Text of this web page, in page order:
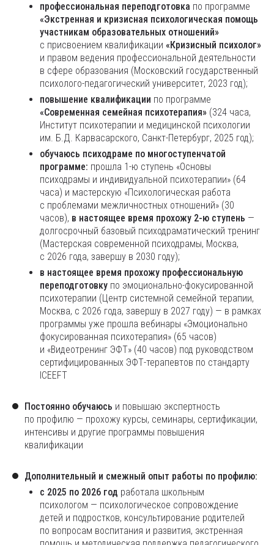
профессиональная переподготовка по программе
«Экстренная и кризисная психологическая помощь
участникам образовательных отношений»
с присвоением квалификации «Кризисный психолог»
и правом ведения профессиональной деятельности
в сфере образования (Московский государственный
психолого-педагогический университет, 2023 год);
повышение квалификации по программе
«Современная семейная психотерапия» (324 часа,
Институт психотерапии и медицинской психологии
им. Б.Д. Карвасарского, Санкт-Петербург, 2025 год);
обучаюсь психодраме по многоступенчатой
программе: прошла 1-ю ступень «Основы
психодрамы и индивидуальной психотерапии» (64
часа) и мастерскую «Психологическая работа
с проблемами межличностных отношений» (30
часов), в настоящее время прохожу 2-ю ступень —
долгосрочный базовый психодраматический тренинг
(Мастерская современной психодрамы, Москва,
с 2026 года, завершу в 2030 году);
в настоящее время прохожу профессиональную
переподготовку по эмоционально-фокусированной
психотерапии (Центр системной семейной терапии,
Москва, с 2026 года, завершу в 2027 году) — в рамках
программы уже прошла вебинары «Эмоционально
фокусированная психотерапия» (65 часов)
и «Видеотренинг ЭФТ» (40 часов) под руководством
сертифицированных ЭФТ-терапевтов по стандарту
ICEEFT
Постоянно обучаюсь и повышаю экспертность
по профилю — прохожу курсы, семинары, сертификации,
интенсивы и другие программы повышения
квалификации
Дополнительный и смежный опыт работы по профилю:
с 2025 по 2026 год работала школьным
психологом — психологическое сопровождение
детей и подростков, консультирование родителей
по вопросам воспитания и развития, экстренная